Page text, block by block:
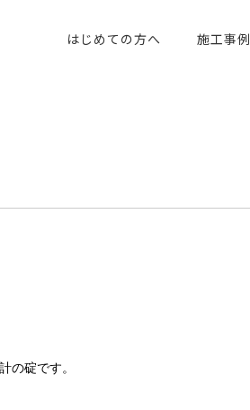
はじめての方へ 施工事例
の碇です。